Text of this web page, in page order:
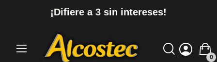
¡Difiere a 3 sin intereses!
0